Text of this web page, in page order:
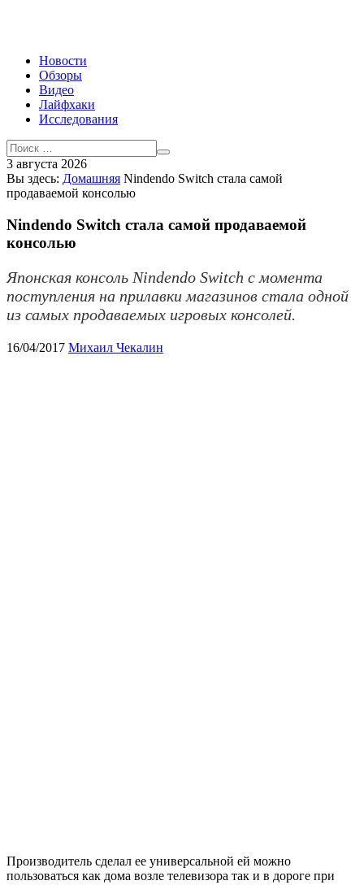
Новости
Обзоры
Видео
Лайфхаки
Исследования
3 августа 2026
Вы здесь: Домашняя Nindendo Switch стала самой
продаваемой консолью
Nindendo Switch стала самой продаваемой
консолью
Японская консоль Nindendo Switch с момента
поступления на прилавки магазинов стала одной
из самых продаваемых игровых консолей.
16/04/2017 Михаил Чекалин
Производитель сделал ее универсальной ей можно
пользоваться как дома возле телевизора так и в дороге при